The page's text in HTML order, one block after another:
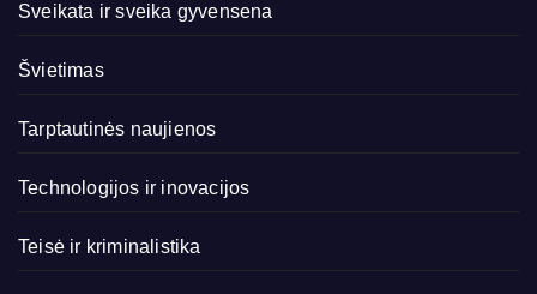
Sveikata ir sveika gyvensena
Švietimas
Tarptautinės naujienos
Technologijos ir inovacijos
Teisė ir kriminalistika